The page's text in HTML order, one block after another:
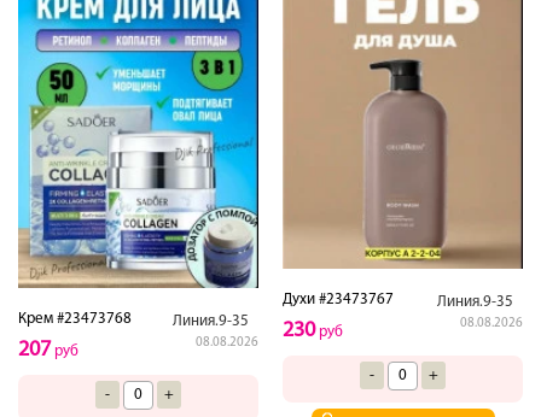
Крем #23473768 Линия.9-35
08.08.2026
207 руб
- +
Духи #23473767 Линия.9-35
08.08.2026
230руб
- +